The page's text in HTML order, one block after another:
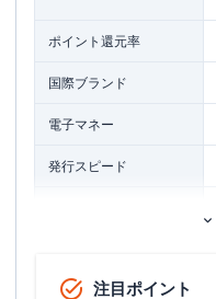
ポイント還元率
国際ブランド
電子マネー
発行スピード
注目ポイント